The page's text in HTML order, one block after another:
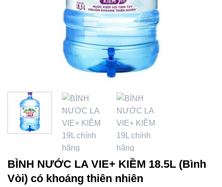
BÌNH NƯỚC LA VIE+ KIỀM 18.5L (Bình
Vòi) có khoáng thiên nhiên